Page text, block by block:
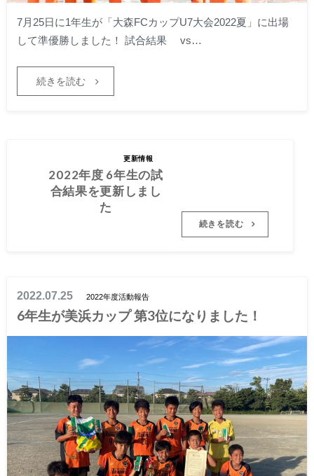
7月25日に1年生が「大森FCカップU7大会2022夏」に出場
して準優勝しました！ 試合結果 vs…
続きを読む
更新情報
2022年度 6年生の試
合結果を更新しまし
た
続きを読む
2022.07.25 2022年度活動報告
6年生が美浜カップ 第3位になりました！